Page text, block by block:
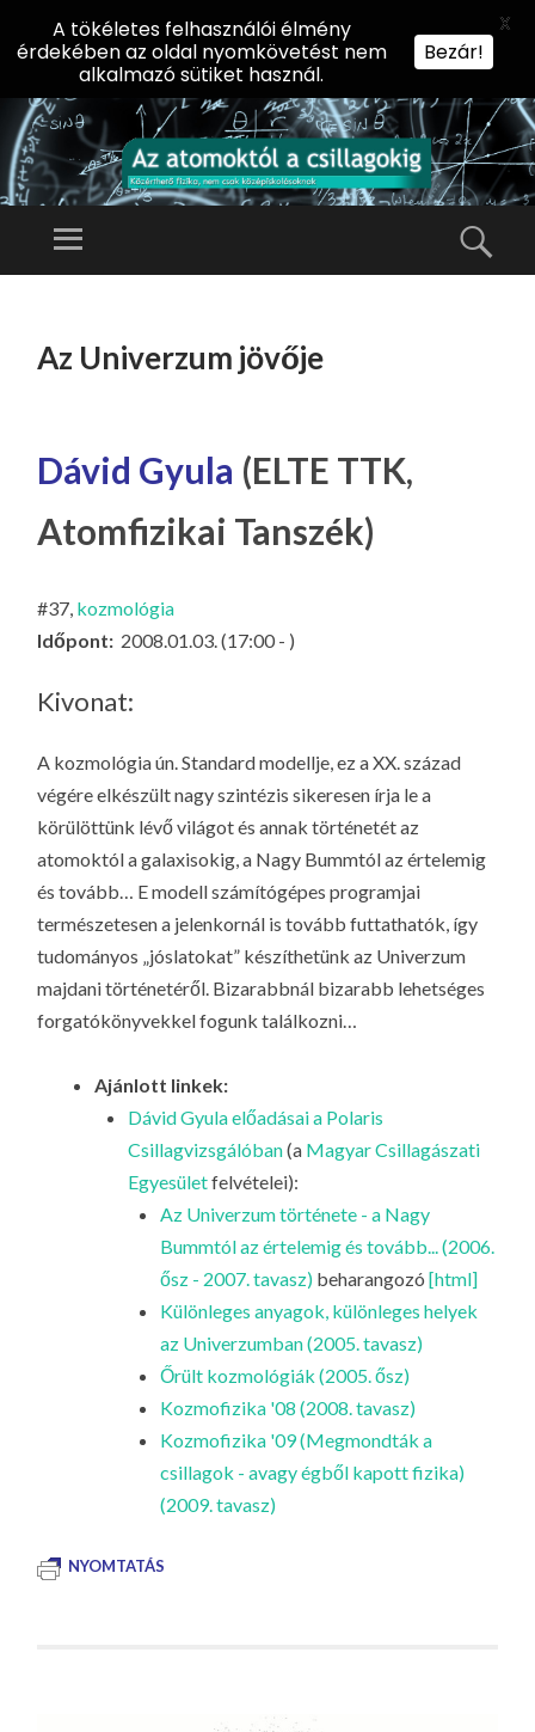
AZ
KT
A
CS
IL
Előadássorozat
Természettudományi
Menü
TARTALOMHOZ
Az Univerzum jövője
Dávid Gyula (ELTE TTK,
Atomfizikai Tanszék)
#37, kozmológia
Időpont: 2008.01.03. (17:00 - )
Kivonat:
A kozmológia ún. Standard modellje, ez a XX. század
végére elkészült nagy szintézis sikeresen írja le a
körülöttünk lévő világot és annak történetét az
atomoktól a galaxisokig, a Nagy Bummtól az értelemig
és tovább… E modell számítógépes programjai
természetesen a jelenkornál is tovább futtathatók, így
tudományos „jóslatokat” készíthetünk az Univerzum
majdani történetéről. Bizarabbnál bizarabb lehetséges
forgatókönyvekkel fogunk találkozni…
Ajánlott linkek:
Dávid Gyula előadásai a Polaris
Csillagvizsgálóban(a Magyar Csillagászati
Egyesületfelvételei):
Az Univerzum története - a Nagy
Bummtól az értelemig és tovább... (2006.
ősz - 2007. tavasz)beharangozó [html]
Különleges anyagok, különleges helyek
az Univerzumban (2005. tavasz)
Őrült kozmológiák (2005. ősz)
Kozmofizika '08 (2008. tavasz)
Kozmofizika '09 (Megmondták a
csillagok - avagy égből kapott fizika)
(2009. tavasz)
NYOMTATÁS
A tökéletes felhasználói élmény
érdekében az oldal nyomkövetést nem
alkalmazó sütiket használ.
Bezár!
X